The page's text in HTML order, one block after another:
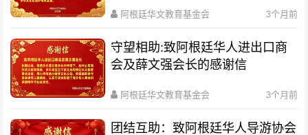
阿根廷华文教育基金会 3个月前
守望相助:致阿根廷华人进出口商
会及薛文强会长的感谢信
阿根廷华文教育基金会 3个月前
团结互助：致阿根廷华人导游协会